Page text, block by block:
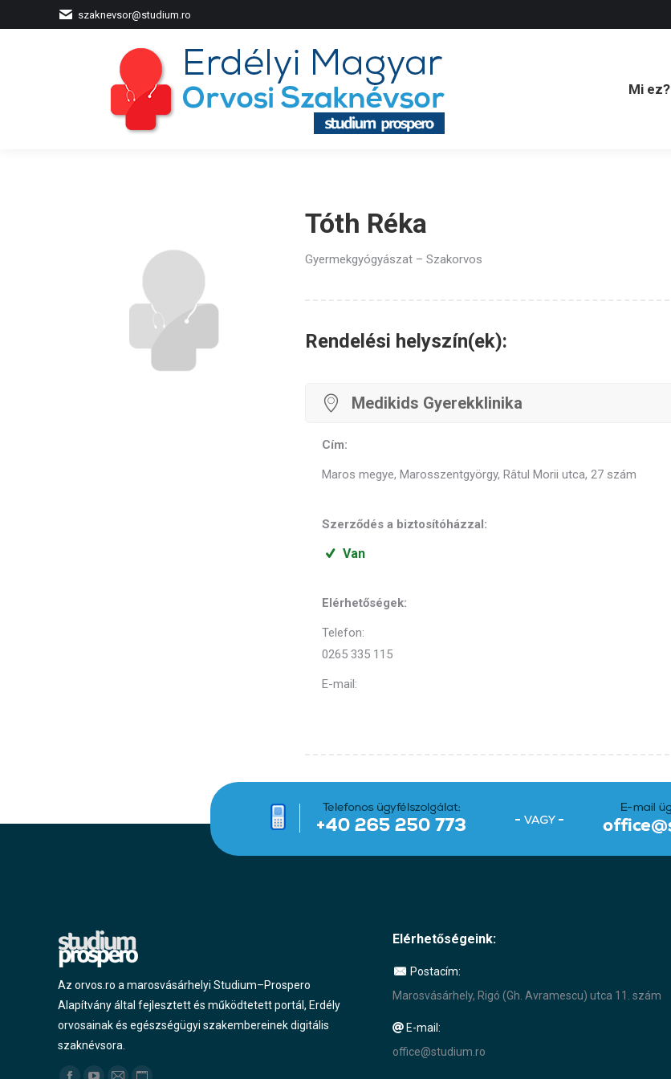
szaknevsor@studium.ro
Mi ez?
Tóth Réka
Gyermekgyógyászat – Szakorvos
Rendelési helyszín(ek):
Medikids Gyerekklinika
Cím:
Maros megye, Marosszentgyörgy, Râtul Morii utca, 27 szám
Szerződés a biztosítóházzal:
Van
Elérhetőségek:
Telefon:
0265 335 115
E-mail:
Az orvos.ro a marosvásárhelyi Studium–Prospero
Alapítvány által fejlesztett és működtetett portál, Erdély
orvosainak és egészségügyi szakembereinek digitális
szaknévsora.
Find us on:
Elérhetőségeink:
Postacím:
Marosvásárhely, Rigó (Gh. Avramescu) utca 11. szám
E-mail:
office@studium.ro
Mi ez?